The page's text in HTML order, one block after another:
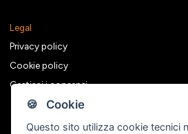
🍪 Cookie
Questo sito utilizza cookie tecnici
Legal
Privacy policy
Cookie policy
Gestisci i consensi